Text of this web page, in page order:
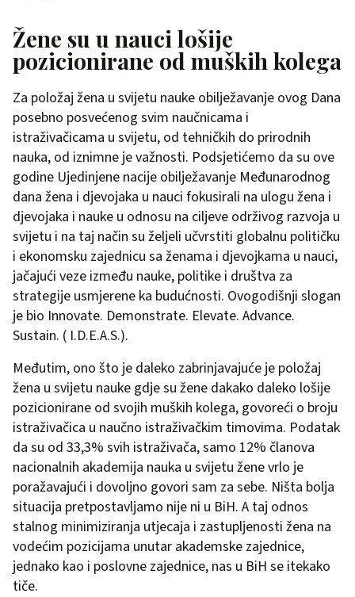
Žene su u nauci lošije
pozicionirane od muških kolega
Za položaj žena u svijetu nauke obilježavanje ovog Dana
posebno posvećenog svim naučnicama i
istraživačicama u svijetu, od tehničkih do prirodnih
nauka, od iznimne je važnosti. Podsjetićemo da su ove
godine Ujedinjene nacije obilježavanje Međunarodnog
dana žena i djevojaka u nauci fokusirali na ulogu žena i
djevojaka i nauke u odnosu na ciljeve održivog razvoja u
svijetu i na taj način su željeli učvrstiti globalnu političku
i ekonomsku zajednicu sa ženama i djevojkama u nauci,
jačajući veze između nauke, politike i društva za
strategije usmjerene ka budućnosti. Ovogodišnji slogan
je bio Innovate. Demonstrate. Elevate. Advance.
Sustain. ( I.D.E.A.S.).
Međutim, ono što je daleko zabrinjavajuće je položaj
žena u svijetu nauke gdje su žene dakako daleko lošije
pozicionirane od svojih muških kolega, govoreći o broju
istraživačica u naučno istraživačkim timovima. Podatak
da su od 33,3% svih istraživača, samo 12% članova
nacionalnih akademija nauka u svijetu žene vrlo je
poražavajući i dovoljno govori sam za sebe. Ništa bolja
situacija pretpostavljamo nije ni u BiH. A taj odnos
stalnog minimiziranja utjecaja i zastupljenosti žena na
vodećim pozicijama unutar akademske zajednice,
jednako kao i poslovne zajednice, nas u BiH se itekako
tiče.